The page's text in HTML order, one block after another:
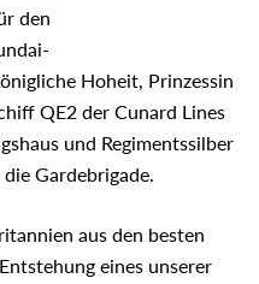
den
Hoheit, Prinzessin
QE2 der Cunard Lines
und Regimentssilber
Gardebrigade.
aus den besten
eines unserer